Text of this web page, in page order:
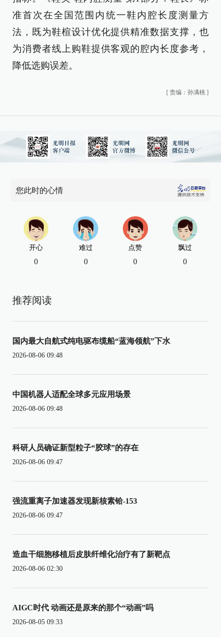
准首次在全国范围内统一鞋内腔长度测量方
法，既为鞋楦设计优化提供精准数据支撑，也
为消费者线上购鞋提供客观的腔内长度参考，
降低选购误差。
[ 责编：孙满桃 ]
您此时的心情
开心
0
难过
0
点赞
0
飘过
0
推荐阅读
国内最大自航式纯电驱布缆船“蓝海领航”下水
2026-08-06 09:48
中国机器人适配全球多元应用场景
2026-08-06 09:48
科研人员确证新型粒子“胶球”的存在
2026-08-06 09:47
强流重离子加速器发现新核素铪-153
2026-08-06 09:47
造血干细胞移植后皮肤纤维化治疗有了新靶点
2026-08-06 02:30
AIGC时代 动画还是原来的那个“动画”吗
2026-08-05 09:33